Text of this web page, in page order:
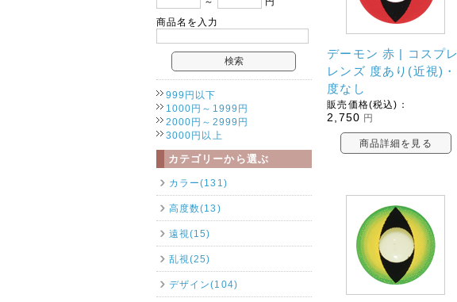
デーモン 赤 | コスプレ
レンズ 度あり(近視)・
度なし
販売価格(税込)：
2,750 円
商品詳細を見る
商品名を入力
999円以下
1000円～1999円
2000円～2999円
3000円以上
カテゴリーから選ぶ
カラー(131)
高度数(13)
遠視(15)
乱視(25)
デザイン(104)